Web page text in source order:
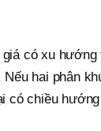
có xu
hai phân
có chiều